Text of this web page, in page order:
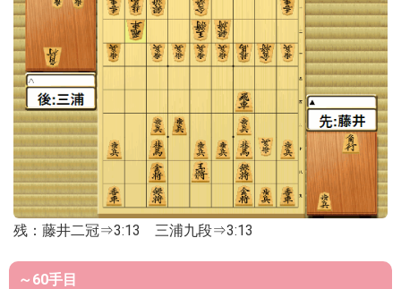
残：藤井二冠⇒3:13 三浦九段⇒3:13
～60手目